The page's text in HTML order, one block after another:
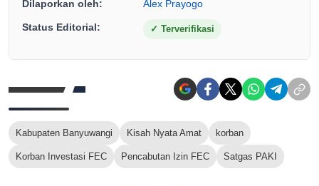
Dilaporkan oleh: Alex Prayogo
Status Editorial: ✓ Terverifikasi
Kabupaten Banyuwangi Kisah Nyata Amat korban
Korban Investasi FEC Pencabutan Izin FEC Satgas PAKI